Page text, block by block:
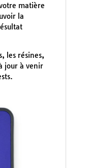
matière
la
les résines,
jour à venir